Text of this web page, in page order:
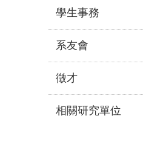
學生事務
系友會
徵才
相關研究單位